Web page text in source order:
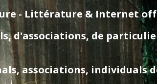
- Littérature & Internet
d'associations, de
associations, individuals